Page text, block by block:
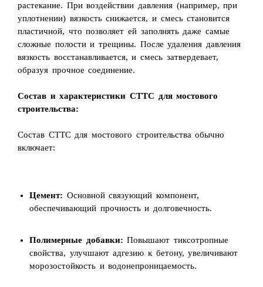
растекание. При воздействии давления (например, при
уплотнении) вязкость снижается, и смесь становится
пластичной, что позволяет ей заполнять даже самые
сложные полости и трещины. После удаления давления
вязкость восстанавливается, и смесь затвердевает,
образуя прочное соединение.
Состав и характеристики СТТС для мостового
строительства:
Состав СТТС для мостового строительства обычно
включает:
Цемент: Основной связующий компонент,
обеспечивающий прочность и долговечность.
Полимерные добавки: Повышают тиксотропные
свойства, улучшают адгезию к бетону, увеличивают
морозостойкость и водонепроницаемость.